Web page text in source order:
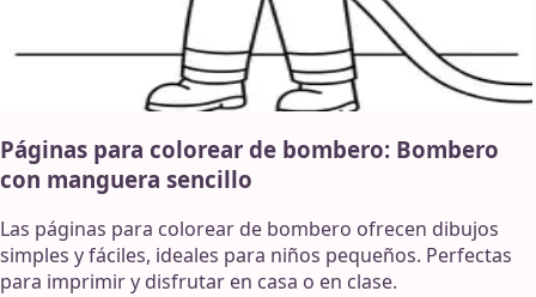
Páginas para colorear de bombero: Bombero
con manguera sencillo
Las páginas para colorear de bombero ofrecen dibujos
simples y fáciles, ideales para niños pequeños. Perfectas
para imprimir y disfrutar en casa o en clase.